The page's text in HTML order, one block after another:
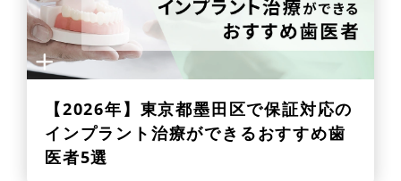
【2026年】 東京都墨田区で保証対応の
インプラント治療ができるおすすめ歯
医者5選